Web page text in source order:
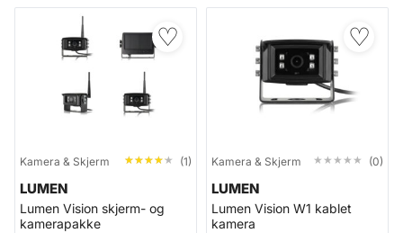
♡
Kamera & Skjerm ★★★★★
★★★★★ (1)
LUMEN
Lumen Vision skjerm- og
kamerapakke
♡
Kamera & Skjerm ★★★★★
★★★★★ (0)
LUMEN
Lumen Vision W1 kablet
kamera